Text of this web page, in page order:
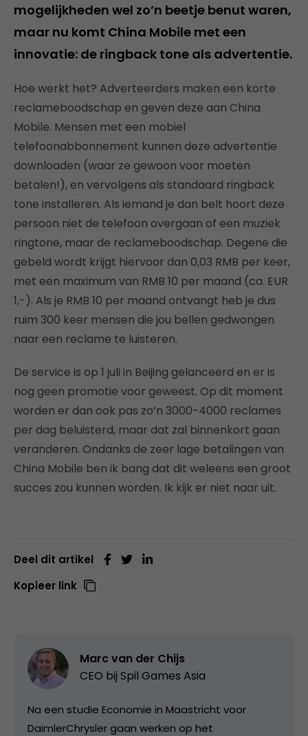
mogelijkheden wel zo’n beetje benut waren,
maar nu komt China Mobile met een
innovatie: de ringback tone als advertentie.
Hoe werkt het? Adverteerders maken een korte
reclameboodschap en geven deze aan China
Mobile. Mensen met een mobiel
telefoonabbonnement kunnen deze advertentie
downloaden (waar ze gewoon voor moeten
betalen!), en vervolgens als standaard ringback
tone installeren. Als iemand je dan belt hoort deze
persoon niet de telefoon overgaan of een muziek
ringtone, maar de reclameboodschap. Degene die
gebeld wordt krijgt hiervoor dan 0,03 RMB per keer,
met een maximum van RMB 10 per maand (ca. EUR
1,-). Als je RMB 10 per maand ontvangt heb je dus
ruim 300 keer mensen die jou bellen gedwongen
naar een reclame te luisteren.
De service is op 1 juli in Beijing gelanceerd en er is
nog geen promotie voor geweest. Op dit moment
worden er dan ook pas zo’n 3000-4000 reclames
per dag beluisterd, maar dat zal binnenkort gaan
veranderen. Ondanks de zeer lage betalingen van
China Mobile ben ik bang dat dit weleens een groot
succes zou kunnen worden. Ik kijk er niet naar uit.
Deel dit artikel
Kopieer link
Marc van der Chijs
CEO bij Spil Games Asia
Na een studie Economie in Maastricht voor
DaimlerChrysler gaan werken op het